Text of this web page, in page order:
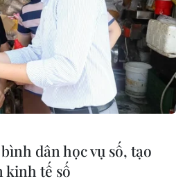
dân học vụ số, tạo
kinh tế số